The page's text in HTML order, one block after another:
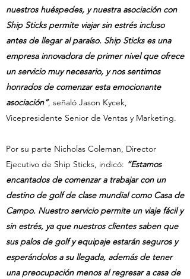
nuestros huéspedes, y nuestra asociación con
Ship Sticks permite viajar sin estrés incluso
antes de llegar al paraíso. Ship Sticks es una
empresa innovadora de primer nivel que ofrece
un servicio muy necesario, y nos sentimos
honrados de comenzar esta emocionante
asociación”, señaló Jason Kycek,
Vicepresidente Senior de Ventas y Marketing.
Por su parte Nicholas Coleman, Director
Ejecutivo de Ship Sticks, indicó: “Estamos
encantados de comenzar a trabajar con un
destino de golf de clase mundial como Casa de
Campo. Nuestro servicio permite un viaje fácil y
sin estrés, ya que nuestros clientes saben que
sus palos de golf y equipaje estarán seguros y
esperándolos a su llegada, además de tener
una preocupación menos al regresar a casa de